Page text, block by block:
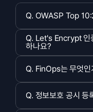
Q. OWASP Top
Q. Let's Encrypt 인
하나요?
Q. FinOps는 무엇
Q. 정보보호 공시 등